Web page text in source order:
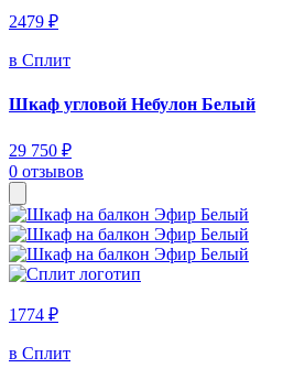
2479 ₽
в Сплит
Шкаф угловой Небулон Белый
29 750 ₽
0 отзывов
1774 ₽
в Сплит